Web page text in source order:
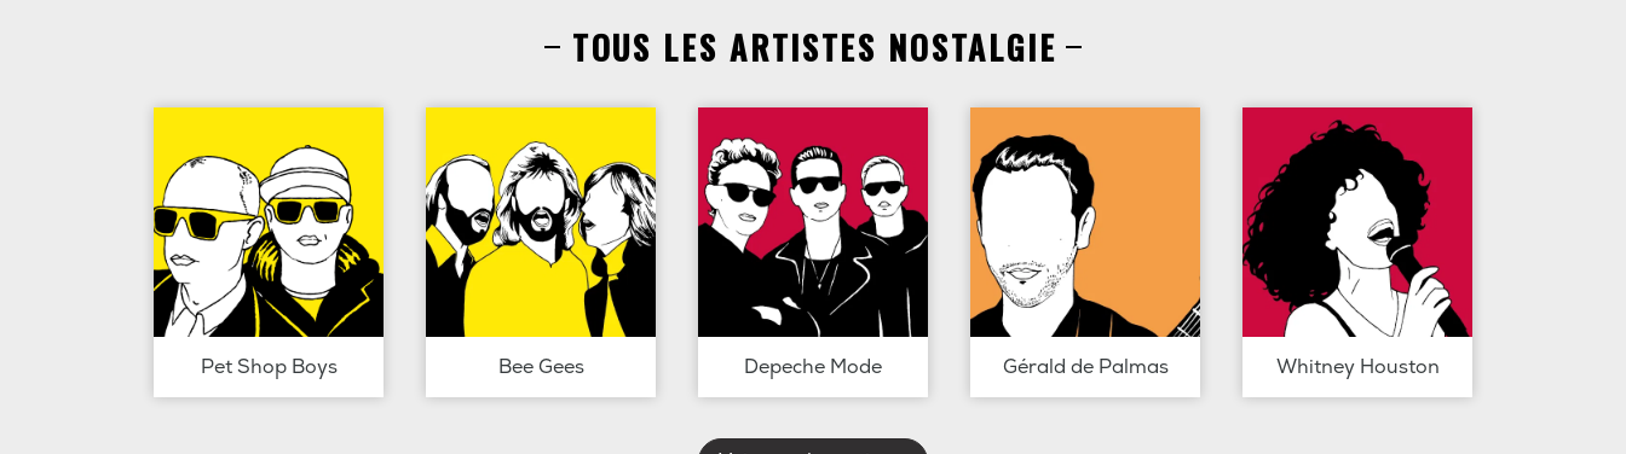
TOUS LES ARTISTES NOSTALGIE
Pet Shop Boys Bee Gees Depeche Mode Gérald de Palmas Whitney Houston